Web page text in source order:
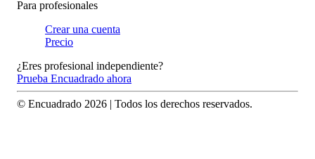
Para profesionales
Crear una cuenta
Precio
¿Eres profesional independiente?
Prueba Encuadrado ahora
© Encuadrado 2026 | Todos los derechos reservados.